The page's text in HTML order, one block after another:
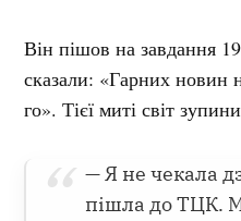
Він пішов на завдання
сказали: «Гарних новин
го». Тієї миті світ
— Я не чекала
пішла до ТЦК.